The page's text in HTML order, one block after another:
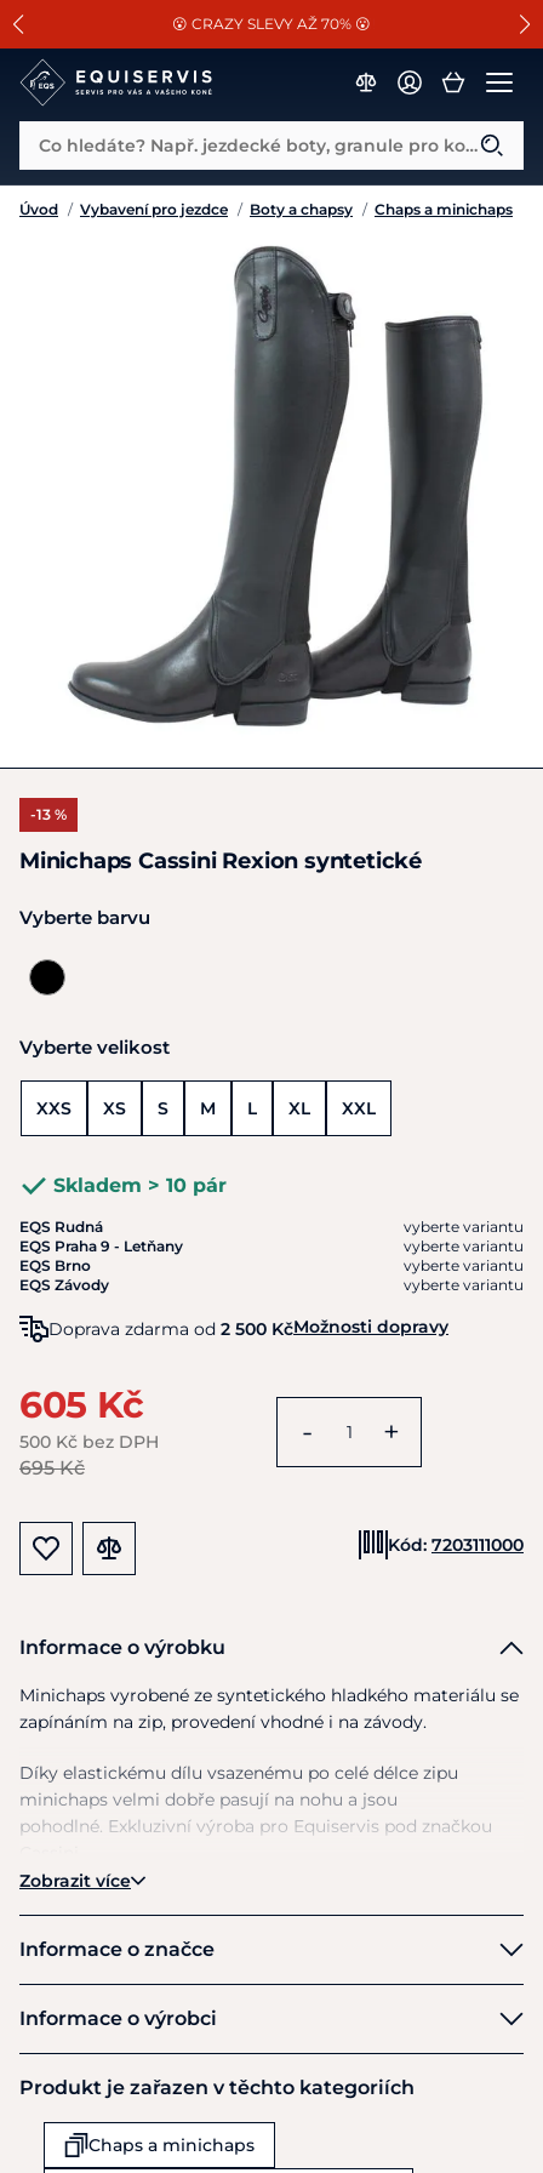
SLEVA 13% na vše od Cassini!
😮 CRAZY SLEVY AŽ 70% 😮
📐Pasování a doplňky k vybraným sedlům ZDARMA 🐴
Co hledáte? Např. jezdecké boty, granule pro koně...
Úvod / Vybavení pro jezdce / Boty a chapsy / Chaps a minichaps
-13 %
Minichaps Cassini Rexion syntetické
Vyberte barvu
Vyberte velikost
XXS XS S M L XL XXL
Skladem > 10 pár
EQS Rudná
vyberte variantu
EQS Praha 9 - Letňany
vyberte variantu
EQS Brno
vyberte variantu
EQS Závody
vyberte variantu
Doprava zdarma od 2 500 KčMožnosti dopravy
605 Kč
500 Kč bez DPH
695 Kč
- +
Kód: 7203111000
Informace o výrobku
Minichaps vyrobené ze syntetického hladkého materiálu se
zapínáním na zip, provedení vhodné i na závody.
Díky elastickému dílu vsazenému po celé délce zipu
minichaps velmi dobře pasují na nohu a jsou
pohodlné. Exkluzivní výroba pro Equiservis pod značkou
Zobrazit více
Informace o značce
Informace o výrobci
Equiservis s.r.o.
Obchodní 977
Rudná u Prahy
Produkt je zařazen v těchto kategoriích
Chaps a minichaps